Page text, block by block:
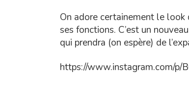
On adore certainement le look
ses fonctions. C’est un
qui prendra (on espère) de
https://www.instagram.com/p/